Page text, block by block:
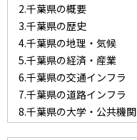
2.千葉県の概要
3.千葉県の歴史
4.千葉県の地理・気候
5.千葉県の経済・産業
6.千葉県の交通インフラ
7.千葉県の道路インフラ
8.千葉県の大学・公共機関